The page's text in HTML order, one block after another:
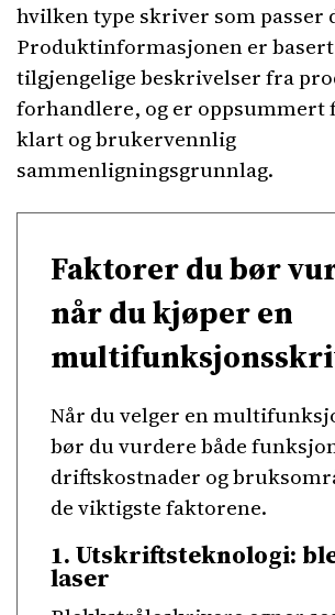
hvilken type skriver som passer
Produktinformasjonen er
tilgjengelige beskrivelser fra
forhandlere, og er oppsummert
klart og brukervennlig
sammenligningsgrunnlag.
Faktorer du bør
når du kjøper en
Når du velger en
bør du vurdere både
driftskostnader og
de viktigste faktorene.
1. Utskriftsteknologi:
laser